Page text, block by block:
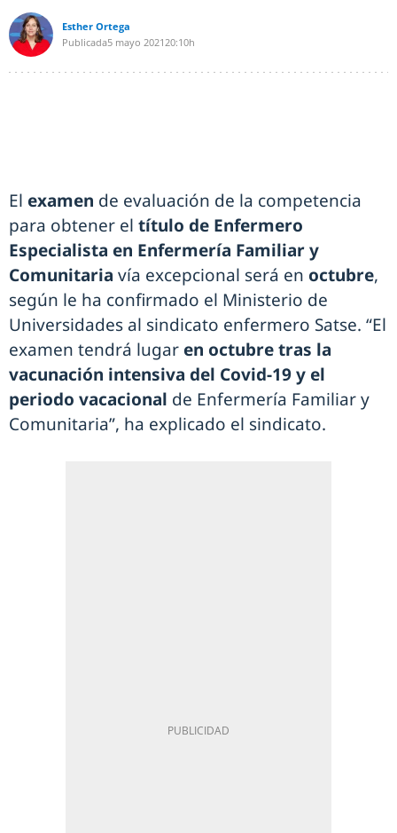
Esther Ortega
Publicada5 mayo 202120:10h
El examen de evaluación de la competencia
para obtener el título de Enfermero
Especialista en Enfermería Familiar y
Comunitaria vía excepcional será en octubre,
según le ha confirmado el Ministerio de
Universidades al sindicato enfermero Satse. “El
examen tendrá lugar en octubre tras la
vacunación intensiva del Covid-19 y el
periodo vacacional de Enfermería Familiar y
Comunitaria”, ha explicado el sindicato.